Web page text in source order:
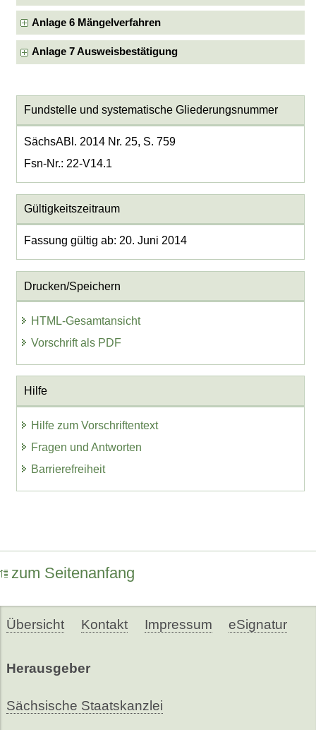
Anlage 6 Mängelverfahren
Anlage 7 Ausweisbestätigung
Fundstelle und systematische Gliederungsnummer
SächsABl. 2014 Nr. 25, S. 759
Fsn-Nr.: 22-V14.1
Gültigkeitszeitraum
Fassung gültig ab: 20. Juni 2014
Drucken/Speichern
HTML-Gesamtansicht
Vorschrift als PDF
Hilfe
Hilfe zum Vorschriftentext
Fragen und Antworten
Barrierefreiheit
zum Seitenanfang
Übersicht Kontakt Impressum eSignatur
Herausgeber
Sächsische Staatskanzlei